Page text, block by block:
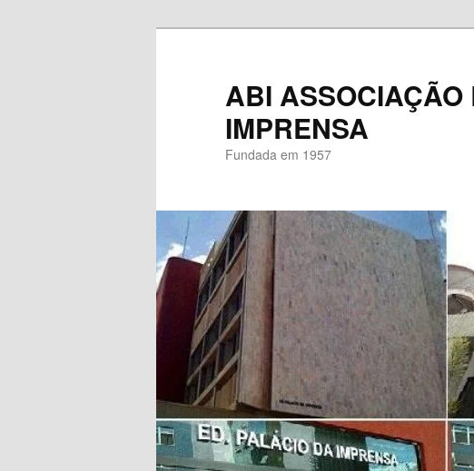
ABI
IMPRENSA
Fundada em 1957